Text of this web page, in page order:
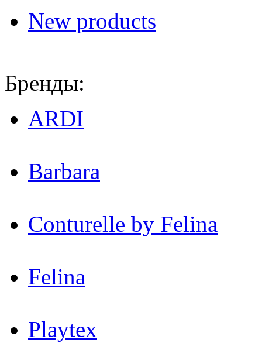
New products
Бренды:
ARDI
Barbara
Conturelle by Felina
Felina
Playtex